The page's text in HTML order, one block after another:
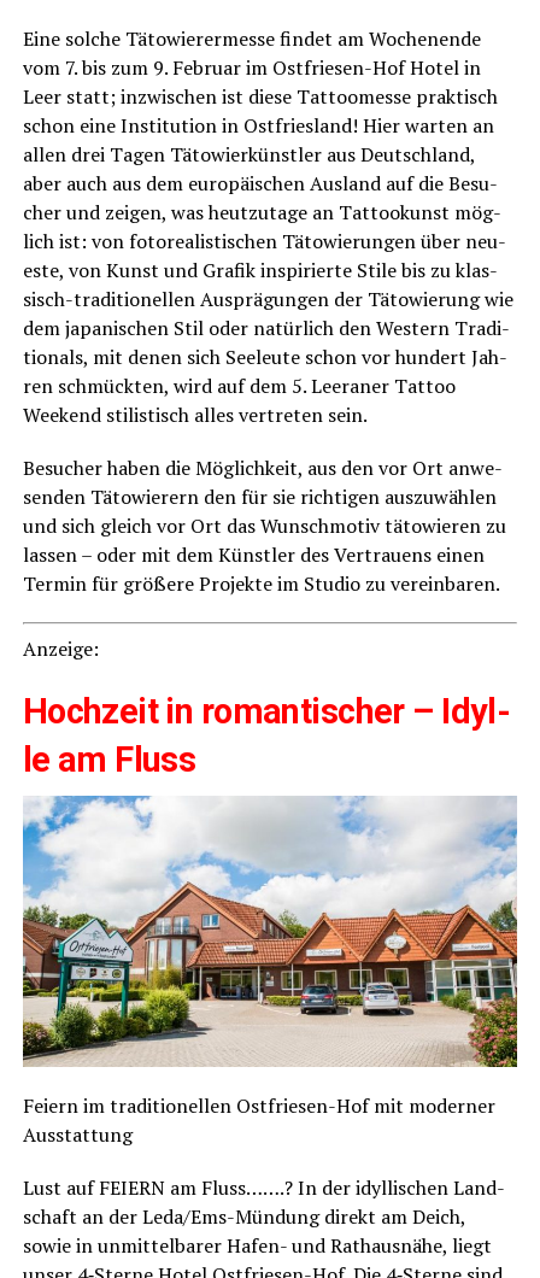
Eine sol­che Täto­wie­rer­mes­se fin­det am Wochen­en­de
vom 7. bis zum 9. Febru­ar im Ost­frie­sen-Hof Hotel in
Leer statt; inzwi­schen ist die­se Tat­too­mes­se prak­tisch
schon eine Insti­tu­ti­on in Ost­fries­land! Hier war­ten an
allen drei Tagen Täto­wier­künst­ler aus Deutsch­land,
aber auch aus dem euro­päi­schen Aus­land auf die Besu­
cher und zei­gen, was heut­zu­ta­ge an Tat­too­kunst mög­
lich ist: von foto­rea­lis­ti­schen Täto­wie­run­gen über neu­
es­te, von Kunst und Gra­fik inspi­rier­te Sti­le bis zu klas­
sisch-tra­di­tio­nel­len Aus­prä­gun­gen der Täto­wie­rung wie
dem japa­ni­schen Stil oder natür­lich den Wes­tern Tra­di­
tio­nals, mit denen sich See­leu­te schon vor hun­dert Jah­
ren schmück­ten, wird auf dem 5. Leera­ner Tat­too
Weekend sti­lis­tisch alles ver­tre­ten sein.
Besu­cher haben die Mög­lich­keit, aus den vor Ort anwe­
sen­den Täto­wie­rern den für sie rich­ti­gen aus­zu­wäh­len
und sich gleich vor Ort das Wunsch­mo­tiv täto­wie­ren zu
las­sen – oder mit dem Künst­ler des Ver­trau­ens einen
Ter­min für grö­ße­re Pro­jek­te im Stu­dio zu vereinbaren.
Anzei­ge:
Hoch­zeit in roman­ti­scher – Idyl­
le am Fluss
Fei­ern im tra­di­tio­nel­len Ost­frie­sen-Hof mit moder­ner
Ausstattung
Lust auf FEIERN am Fluss…….? In der idyl­li­schen Land­
schaft an der Leda/Ems-Mün­dung direkt am Deich,
sowie in unmit­tel­ba­rer Hafen- und Rat­haus­nä­he, liegt